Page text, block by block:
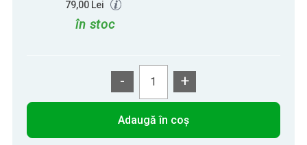
79,00 Lei
în stoc
- +
Adaugă în coș